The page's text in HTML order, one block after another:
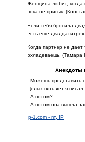
Женщина любит, когда
пока не привык.
Если тебя бросила
есть еще
Когда партнер не дает
охладеваешь. (Тамара
Анекдоты
- Можешь представить
Целых пять лет я
- А потом?
- А потом она вышла
ip-1.com - my IP